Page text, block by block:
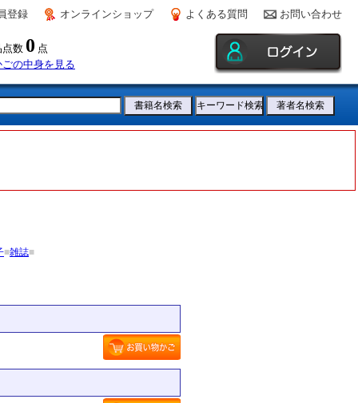
登録 オンラインショップ よくある質問 お問い合わせ
点数 0 点
の中身を見る
■雑誌■